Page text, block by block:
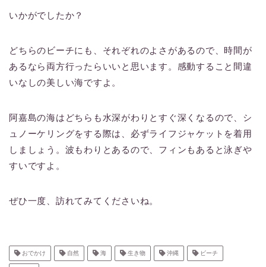
いかがでしたか？
どちらのビーチにも、それぞれのよさがあるので、時間が
あるなら両方行ったらいいと思います。感動すること間違
いなしの美しい海ですよ。
阿嘉島の海はどちらも水深がわりとすぐ深くなるので、シ
ュノーケリングをする際は、必ずライフジャケットを着用
しましょう。波もわりとあるので、フィンもあると泳ぎや
すいですよ。
ぜひ一度、訪れてみてくださいね。
おでかけ 自然 海 生き物 沖縄 ビーチ